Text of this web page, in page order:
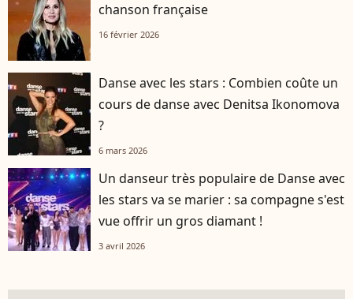
chanson française
16 février 2026
Danse avec les stars : Combien coûte un
cours de danse avec Denitsa Ikonomova
?
6 mars 2026
Un danseur très populaire de Danse avec
les stars va se marier : sa compagne s'est
vue offrir un gros diamant !
3 avril 2026